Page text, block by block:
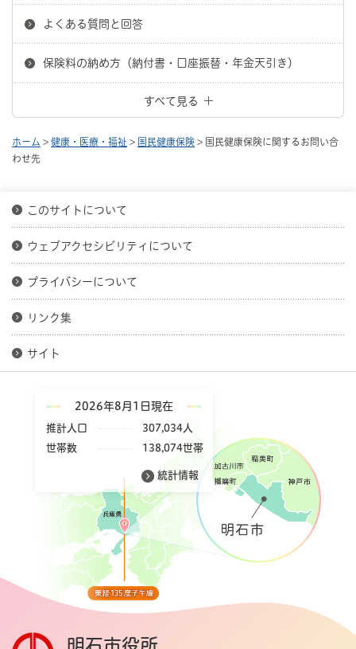
よくある質問と回答
保険料の納め方（納付書・口座振替・年金天引き）
すべて見る
ホーム > 健康・医療・福祉 > 国民健康保険 > 国民健康保険に関するお問い合
わせ先
このサイトについて
ウェブアクセシビリティについて
プライバシーについて
リンク集
サイト
2026年8月1日現在
推計人口
307,034人
世帯数
138,074世帯
統計情報